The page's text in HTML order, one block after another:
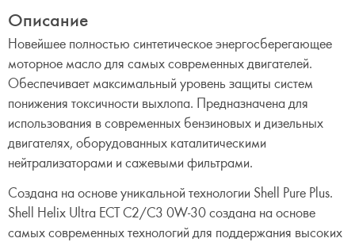
Описание
Новейшее полностью синтетическое энергосберегающее
моторное масло для самых современных двигателей.
Обеспечивает максимальный уровень защиты систем
понижения токсичности выхлопа. Предназначена для
использования в современных бензиновых и дизельных
двигателях, оборудованных каталитическими
нейтрализаторами и сажевыми фильтрами.
Создана на основе уникальной технологии Shell Pure Plus.
Shell Helix Ultra ECT C2/C3 0W-30 создана на основе
самых современных технологий для поддержания высоких